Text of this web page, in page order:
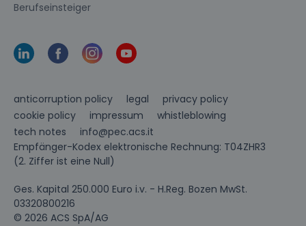
Berufseinsteiger
anticorruption policy legal
privacy policy
cookie policy
impressum
whistleblowing
tech notes
info@pec.acs.it
Empfänger-Kodex elektronische Rechnung: T04ZHR3
(2. Ziffer ist eine Null)
Ges. Kapital 250.000 Euro i.v. - H.Reg. Bozen MwSt.
03320800216
© 2026 ACS SpA/AG